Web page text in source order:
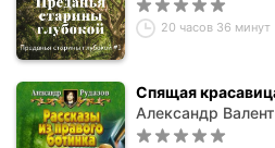
20 часов 36 минут
Спящая
Александр